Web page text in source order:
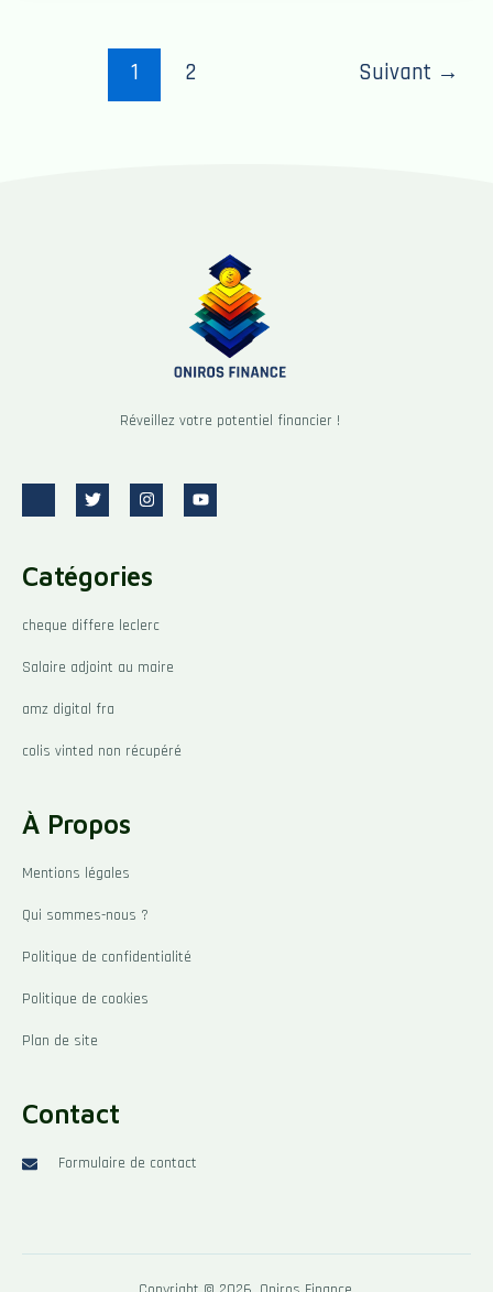
1 2 Suivant →
Réveillez votre potentiel financier !
J
i
a
c
b
k
l
h
T
w
i
e
r
I
n
s
g
r
m
Y
o
u
Catégories
cheque differe leclerc
Salaire adjoint au maire
amz digital fra
colis vinted non récupéré
À Propos
Mentions légales
Qui sommes-nous ?
Politique de confidentialité
Politique de cookies
Plan de site
Contact
Formulaire de contact